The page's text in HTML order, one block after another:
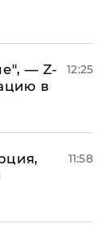
— Z-
в
12:25
11:58